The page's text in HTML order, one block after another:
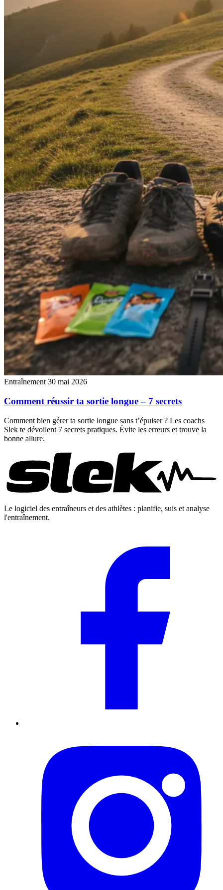
Entraînement30 mai 2026
Comment réussir ta sortie longue – 7 secrets
Comment bien gérer ta sortie longue sans t’épuiser ? Les coachs
Slek te dévoilent 7 secrets pratiques. Évite les erreurs et trouve la
bonne allure.
Le logiciel des entraîneurs et des athlètes : planifie, suis et analyse
l'entraînement.